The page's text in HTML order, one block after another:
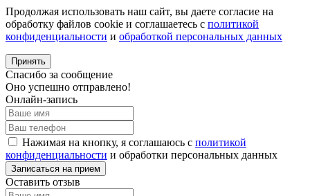
Продолжая использовать наш сайт, вы даете согласие на
обработку файлов cookie и соглашаетесь с политикой
конфиденциальности и обработкой персональных данных
Принять
Спасибо за сообщение
Оно успешно отправлено!
Онлайн-запись
Нажимая на кнопку, я соглашаюсь с политикой
конфиденциальности и обработки персональных данных
Оставить отзыв